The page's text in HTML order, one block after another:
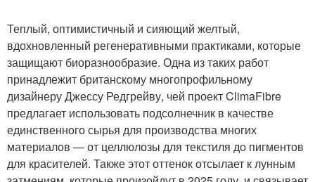
Теплый, оптимистичный и сияющий желтый,
вдохновленный регенеративными практиками, которые
защищают биоразнообразие. Одна из таких работ
принадлежит британскому многопрофильному
дизайнеру Джессу Редгрейву, чей проект ClimaFibre
предлагает использовать подсолнечник в качестве
единственного сырья для производства многих
материалов — от целлюлозы для текстиля до пигментов
для красителей. Также этот оттенок отсылает к лунным